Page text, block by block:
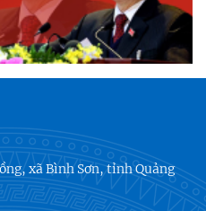
xã Bình Sơn, tỉnh Quảng